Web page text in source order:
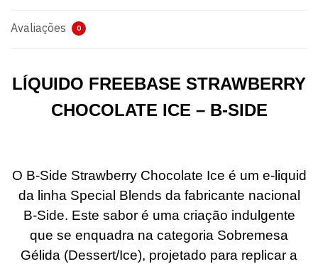
Avaliações 0
LÍQUIDO FREEBASE STRAWBERRY
CHOCOLATE ICE – B-SIDE
O B-Side Strawberry Chocolate Ice é um e-liquid
da linha Special Blends da fabricante nacional
B-Side. Este sabor é uma criação indulgente
que se enquadra na categoria Sobremesa
Gélida (Dessert/Ice), projetado para replicar a